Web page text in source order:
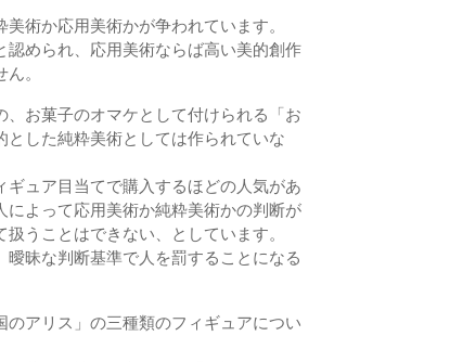
術か応用美術かが争われています。
められ、応用美術ならば高い美的創作
。
お菓子のオマケとして付けられる「お
とした純粋美術としては作られていな
ュア目当てで購入するほどの人気があ
によって応用美術か純粋美術かの判断が
うことはできない、としています。
昧な判断基準で人を罰することになる
アリス」の三種類のフィギュアについ